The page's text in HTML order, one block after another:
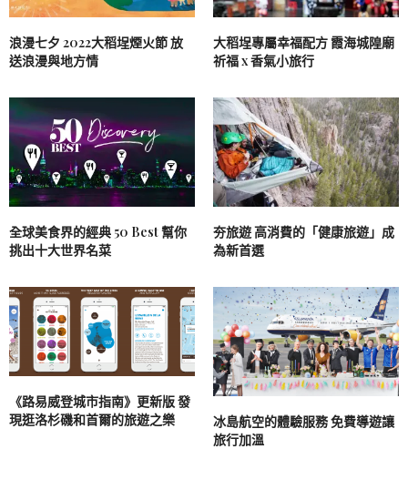
浪漫七夕 2022大稻埕煙火節 放
送浪漫與地方情
大稻埕專屬幸福配方 霞海城隍廟
祈福 x 香氣小旅行
全球美食界的經典 50 Best 幫你
挑出十大世界名菜
夯旅遊 高消費的「健康旅遊」成
為新首選
《路易威登城市指南》更新版 發
現逛洛杉磯和首爾的旅遊之樂
冰島航空的體驗服務 免費導遊讓
旅行加溫